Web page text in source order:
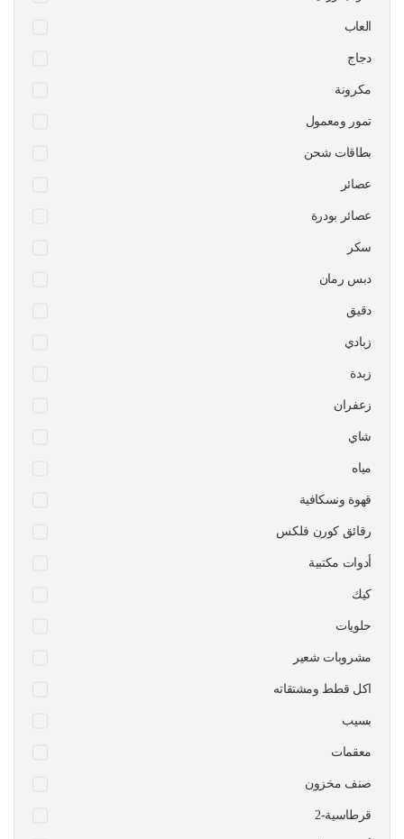
العاب
دجاج
مكرونة
تمور ومعمول
بطاقات شحن
عصائر
عصائر بودرة
سكر
دبس رمان
دقيق
زبادي
زبدة
زعفران
شاي
مياه
قهوة ونسكافية
رقائق كورن فلكس
أدوات مكتبية
كيك
حلويات
مشروبات شعير
اكل قطط ومشتقاته
بسيب
معقمات
صنف مخزون
قرطاسية-2